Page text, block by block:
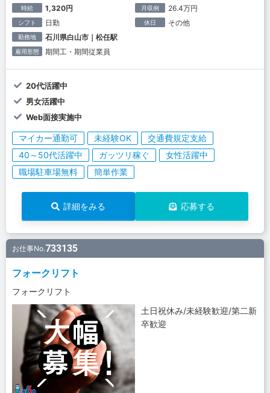
時給 1,320円 月収例 26.4万円
シフト 日勤 休日 その他
勤務地 石川県白山市｜松任駅
雇用形態 期間工・期間従業員
20代活躍中
男女活躍中
Web面接実施中
マイカー通勤可 未経験OK
交通費規定支給
40～50代活躍中
ガッツリ稼ぐ
女性活躍中
職場駐車場無料
簡単作業
詳細をみる 応募する
お仕事No.733135
フォークリフト
フォークリフト
土日祝休み/未経験歓迎/第二新
卒歓迎